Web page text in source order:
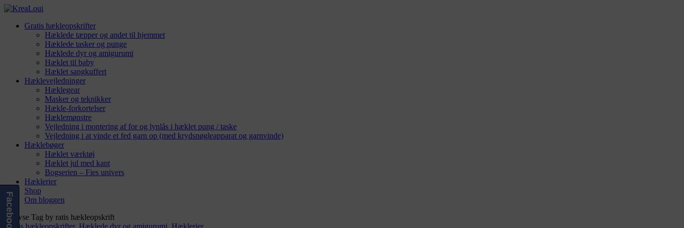
Gratis hækleopskrifter
Hæklede tæpper og andet til hjemmet
Hæklede tasker og punge
Hæklede dyr og amigurumi
Hæklet til baby
Hæklet sangkuffert
Hæklevejledninger
Hæklegear
Masker og teknikker
Hækle-forkortelser
Hæklemønstre
Vejledning i montering af for og lynlås i hæklet pung / taske
Vejledning i at vinde et fed garn op (med krydsnøgleapparat og garnvinde)
Hæklebøger
Hæklet værktøj
Hæklet jul med kant
Bogserien – Fies univers
Hæklerier
Shop
Om bloggen
Browse Tag by ratis hækleopskrift
Gratis hækleopskrifter, Hæklede dyr og amigurumi, Hæklerier
Facebook